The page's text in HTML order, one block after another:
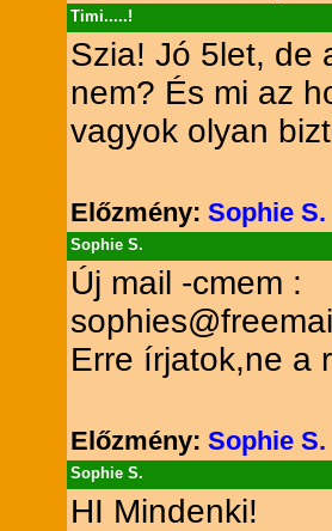
Timi.....!
Szia! Jó 5let, de
nem? És mi az
vagyok olyan
Előzmény: Sophie S.
Sophie S.
Új mail -cmem :
Erre írjatok,ne a
Előzmény: Sophie S.
Sophie S.
HI Mindenki!